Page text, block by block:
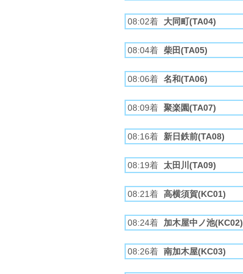
08:02着 大同町(TA04)
08:04着 柴田(TA05)
08:06着 名和(TA06)
08:09着 聚楽園(TA07)
08:16着 新日鉄前(TA08)
08:19着 太田川(TA09)
08:21着 高横須賀(KC01)
08:24着 加木屋中ノ池(KC02)
08:26着 南加木屋(KC03)